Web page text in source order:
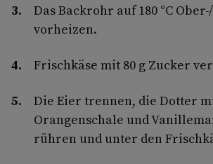
Das Backrohr auf 180 °C
vorheizen.
Frischkäse mit 80 g Zucker
Die Eier trennen, die Dotter
Orangenschale und
rühren und unter den